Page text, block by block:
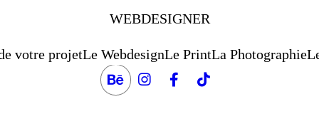
WEBDESIGNER
votre projetLe WebdesignLe PrintLa Photographie